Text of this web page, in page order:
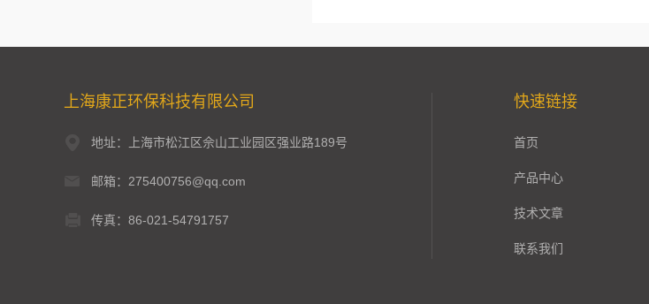
上海康正环保科技有限公司
地址：上海市松江区佘山工业园区强业路189号
邮箱：275400756@qq.com
传真：86-021-54791757
快速链接
首页
产品中心
技术文章
联系我们